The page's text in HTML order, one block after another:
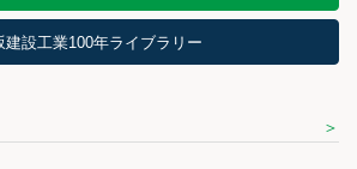
建設工業100年ライブラリー